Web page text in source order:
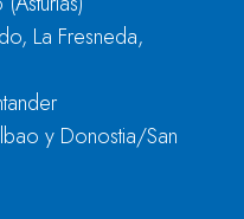
La Fresneda,
y Donostia/San